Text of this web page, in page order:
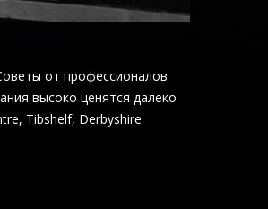
от профессионалов
высоко ценятся далеко
Tibshelf, Derbyshire